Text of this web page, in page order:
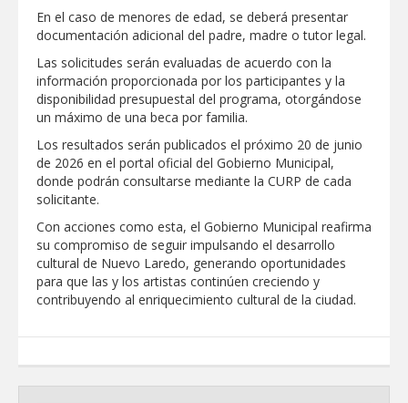
En el caso de menores de edad, se deberá presentar
documentación adicional del padre, madre o tutor legal.
Las solicitudes serán evaluadas de acuerdo con la
información proporcionada por los participantes y la
disponibilidad presupuestal del programa, otorgándose
un máximo de una beca por familia.
Los resultados serán publicados el próximo 20 de junio
de 2026 en el portal oficial del Gobierno Municipal,
donde podrán consultarse mediante la CURP de cada
solicitante.
Con acciones como esta, el Gobierno Municipal reafirma
su compromiso de seguir impulsando el desarrollo
cultural de Nuevo Laredo, generando oportunidades
para que las y los artistas continúen creciendo y
contribuyendo al enriquecimiento cultural de la ciudad.